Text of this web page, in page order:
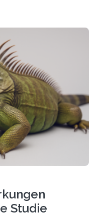
sie ihren Bericht zur
das
Ernährung und
(23. Oktober 2025).
sich neuerdings
Eingerichtet wurden sie
von
des
Studie